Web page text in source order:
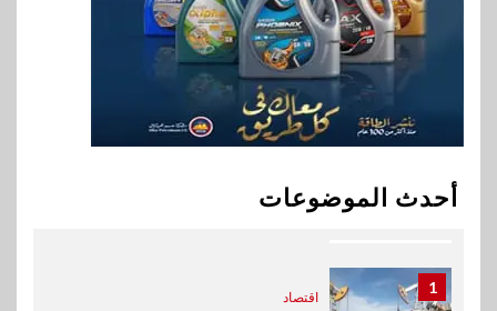
أحدث الموضوعات
إي اف چي فاينانس تستعرض
خطط نمو «بلد» لتعزيز حضورها
في سوق تحويلات المصريين
بالخارج
بيان توضيحي صادر عن شركة
ناتجاس
1
اقتصاد